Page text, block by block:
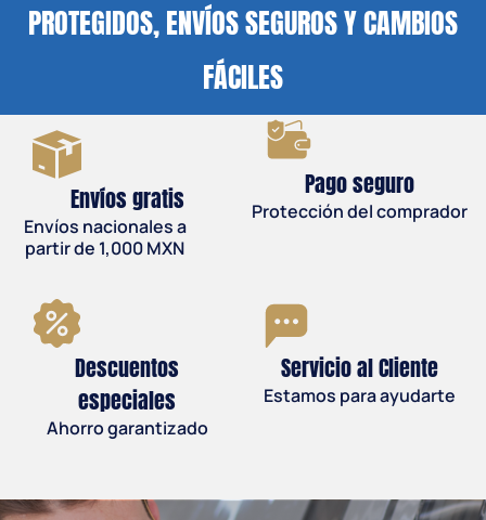
PROTEGIDOS, ENVÍOS SEGUROS Y CAMBIOS
FÁCILES
Envíos gratis
Envíos nacionales a
partir de 1,000 MXN
Pago seguro
Protección del comprador
Descuentos
especiales
Ahorro garantizado
Servicio al Cliente
Estamos para ayudarte